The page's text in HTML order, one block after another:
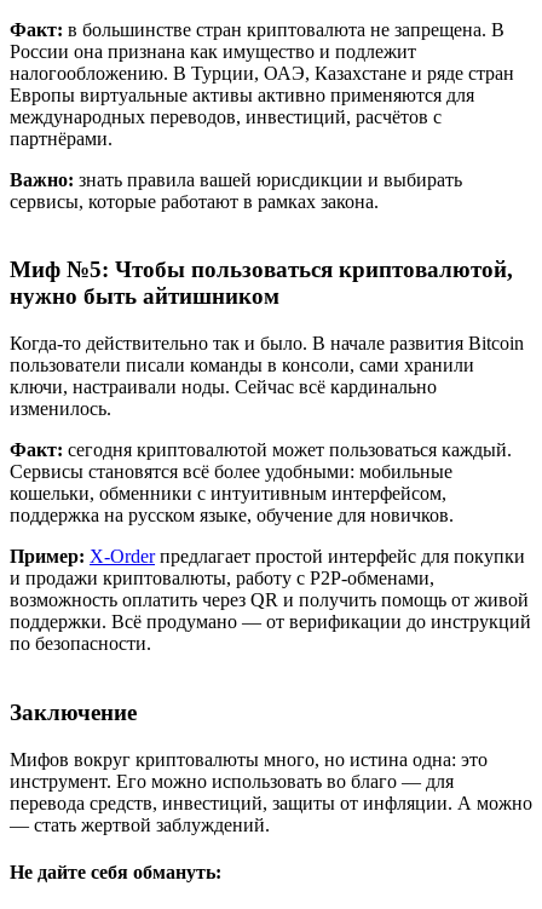
Факт: в большинстве стран криптовалюта не запрещена. В
России она признана как имущество и подлежит
налогообложению. В Турции, ОАЭ, Казахстане и ряде стран
Европы виртуальные активы активно применяются для
международных переводов, инвестиций, расчётов с
партнёрами.
Важно: знать правила вашей юрисдикции и выбирать
сервисы, которые работают в рамках закона.
Миф №5: Чтобы пользоваться криптовалютой,
нужно быть айтишником
Когда-то действительно так и было. В начале развития Bitcoin
пользователи писали команды в консоли, сами хранили
ключи, настраивали ноды. Сейчас всё кардинально
изменилось.
Факт: сегодня криптовалютой может пользоваться каждый.
Сервисы становятся всё более удобными: мобильные
кошельки, обменники с интуитивным интерфейсом,
поддержка на русском языке, обучение для новичков.
Пример: X-Orderпредлагает простой интерфейс для покупки
и продажи криптовалюты, работу с P2P-обменами,
возможность оплатить через QR и получить помощь от живой
поддержки. Всё продумано — от верификации до инструкций
по безопасности.
Заключение
Мифов вокруг криптовалюты много, но истина одна: это
инструмент. Его можно использовать во благо — для
перевода средств, инвестиций, защиты от инфляции. А можно
— стать жертвой заблуждений.
Не дайте себя обмануть: